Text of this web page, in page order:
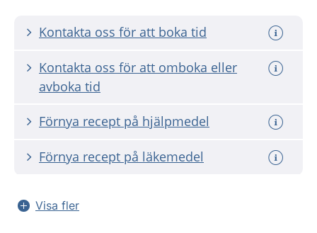
Kontakta oss för att boka tid
Kontakta oss för att omboka eller
avboka tid
Förnya recept på hjälpmedel
Förnya recept på läkemedel
Visa fler